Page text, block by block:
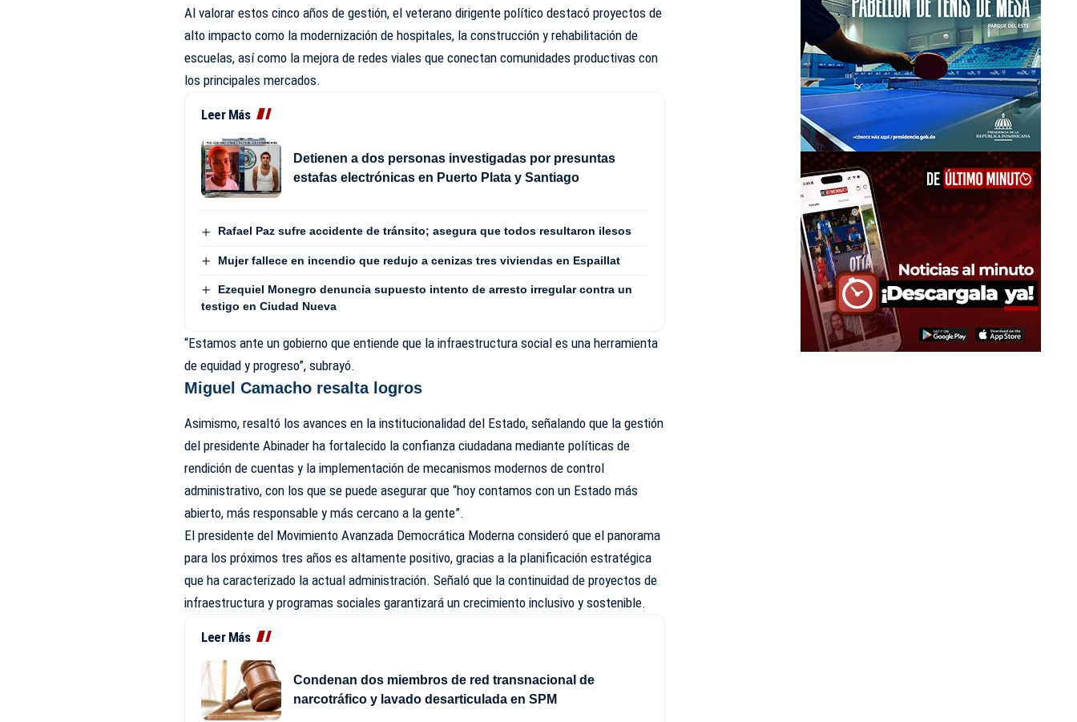
Al valorar estos cinco años de gestión, el veterano dirigente político destacó proyectos de
alto impacto como la modernización de hospitales, la construcción y rehabilitación de
escuelas, así como la mejora de redes viales que conectan comunidades productivas con
los principales mercados.
Leer Más
Detienen a dos personas investigadas por presuntas
estafas electrónicas en Puerto Plata y Santiago
Rafael Paz sufre accidente de tránsito; asegura que todos resultaron ilesos
Mujer fallece en incendio que redujo a cenizas tres viviendas en Espaillat
Ezequiel Monegro denuncia supuesto intento de arresto irregular contra un
testigo en Ciudad Nueva
“Estamos ante un gobierno que entiende que la infraestructura social es una herramienta
de equidad y progreso”, subrayó.
Miguel Camacho resalta logros
Asimismo, resaltó los avances en la institucionalidad del Estado, señalando que la gestión
del presidente Abinader ha fortalecido la confianza ciudadana mediante políticas de
rendición de cuentas y la implementación de mecanismos modernos de control
administrativo, con los que se puede asegurar que “hoy contamos con un Estado más
abierto, más responsable y más cercano a la gente”.
El presidente del Movimiento Avanzada Democrática Moderna consideró que el panorama
para los próximos tres años es altamente positivo, gracias a la planificación estratégica
que ha caracterizado la actual administración. Señaló que la continuidad de proyectos de
infraestructura y programas sociales garantizará un crecimiento inclusivo y sostenible.
Leer Más
Condenan dos miembros de red transnacional de
narcotráfico y lavado desarticulada en SPM